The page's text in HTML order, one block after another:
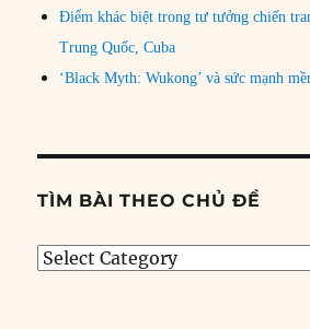
Điểm khác biệt trong tư tưởng chiến
Trung Quốc, Cuba
‘Black Myth: Wukong’ và sức mạnh
TÌM BÀI THEO CHỦ ĐỀ
Tìm